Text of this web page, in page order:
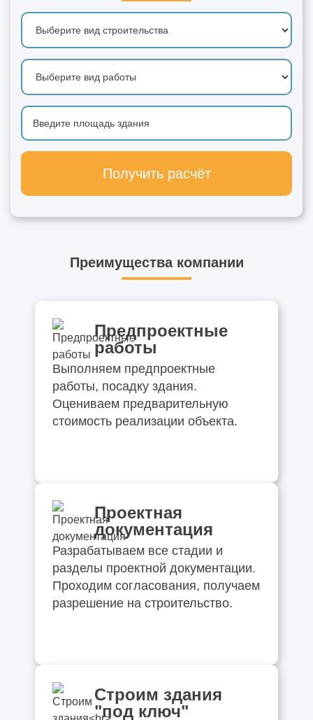
Получить расчёт
Преимущества компании
Предпроектные
работы
Выполняем предпроектные
работы, посадку здания.
Оцениваем предварительную
стоимость реализации объекта.
Проектная
документация
Разрабатываем все стадии и
разделы проектной документации.
Проходим согласования, получаем
разрешение на строительство.
Строим здания
"под ключ"